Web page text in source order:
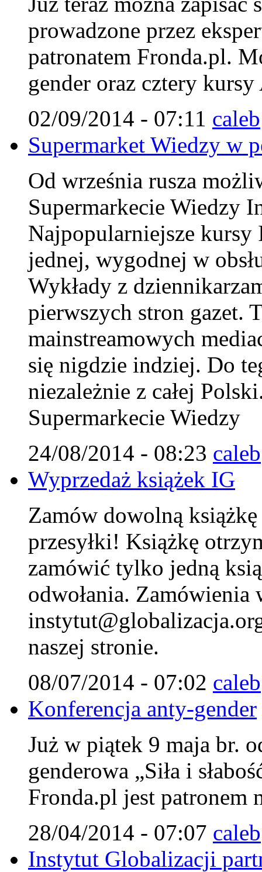
prowadzone przez
patronatem Fronda.pl.
gender oraz cztery
02/09/2014 - 07:11 caleb
Supermarket Wiedzy w
Od września rusza
Supermarkecie Wiedzy
Najpopularniejsze kursy
jednej, wygodnej w
Wykłady z
pierwszych stron gazet.
mainstreamowych
się nigdzie indziej. Do
niezależnie z całej
Supermarkecie Wiedzy
24/08/2014 - 08:23 caleb
Wyprzedaż książek IG
Zamów dowolną
przesyłki! Książkę
zamówić tylko jedną
odwołania. Zamówienia
naszej stronie.
08/07/2014 - 07:02 caleb
Konferencja anty-gender
Już w piątek 9 maja br.
genderowa „Siła i
Fronda.pl jest patronem
28/04/2014 - 07:07 caleb
Instytut Globalizacji